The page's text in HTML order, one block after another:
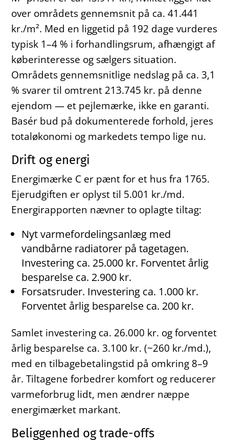
over områdets gennemsnit på ca. 41.441
kr./m². Med en liggetid på 192 dage vurderes
typisk 1–4 % i forhandlingsrum, afhængigt af
køberinteresse og sælgers situation.
Områdets gennemsnitlige nedslag på ca. 3,1
% svarer til omtrent 213.745 kr. på denne
ejendom — et pejlemærke, ikke en garanti.
Basér bud på dokumenterede forhold, jeres
totaløkonomi og markedets tempo lige nu.
Drift og energi
Energimærke C er pænt for et hus fra 1765.
Ejerudgiften er oplyst til 5.001 kr./md.
Energirapporten nævner to oplagte tiltag:
Nyt varmefordelingsanlæg med
vandbårne radiatorer på tagetagen.
Investering ca. 25.000 kr. Forventet årlig
besparelse ca. 2.900 kr.
Forsatsruder. Investering ca. 1.000 kr.
Forventet årlig besparelse ca. 200 kr.
Samlet investering ca. 26.000 kr. og forventet
årlig besparelse ca. 3.100 kr. (~260 kr./md.),
med en tilbagebetalingstid på omkring 8–9
år. Tiltagene forbedrer komfort og reducerer
varmeforbrug lidt, men ændrer næppe
energimærket markant.
Beliggenhed og trade-offs